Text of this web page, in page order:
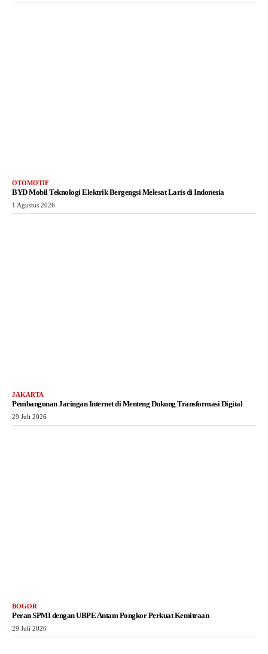
OTOMOTIF
BYD Mobil Teknologi Elektrik Bergengsi Melesat Laris di Indonesia
1 Agustus 2026
JAKARTA
Pembangunan Jaringan Internet di Menteng Dukung Transformasi Digital
29 Juli 2026
BOGOR
Peran SPMI dengan UBPE Antam Pongkor Perkuat Kemitraan
29 Juli 2026